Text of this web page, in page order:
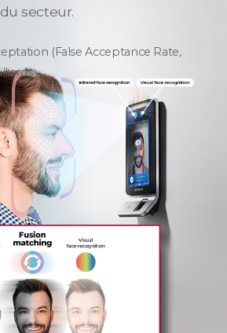
secteur.
(False Acceptance Rate,